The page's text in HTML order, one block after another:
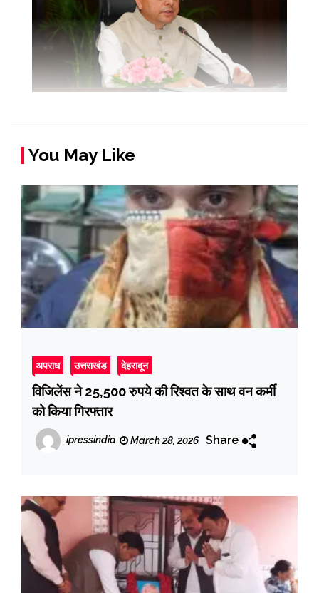
You May Like
अपराध उत्तराखंड देहरादून
विजिलेंस ने 25,500 रुपये की रिश्वत के साथ वन कर्मी
को किया गिरफ्तार
ipressindia March 28, 2026 Share